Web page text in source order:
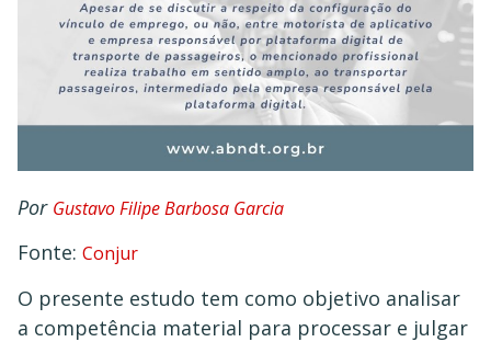
Por Gustavo Filipe Barbosa Garcia
Fonte: Conjur
O presente estudo tem como objetivo analisar
a competência material para processar e julgar